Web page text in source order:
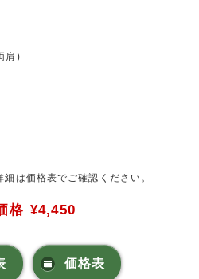
肩)
は価格表でご確認ください。
格 ¥4,450
価格表